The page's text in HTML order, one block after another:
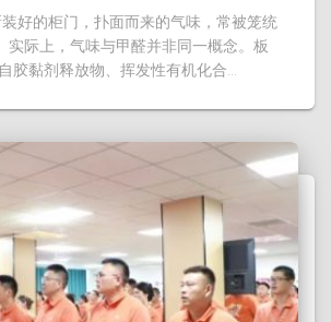
好的柜门，扑面而来的气味，常被笼统
实际上，气味与甲醛并非同一概念。板
胶黏剂释放物、挥发性有机化合…